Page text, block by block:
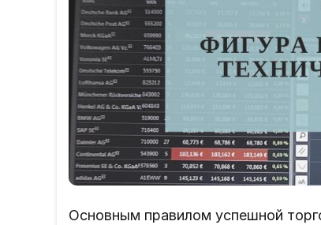
Основным правилом успешной